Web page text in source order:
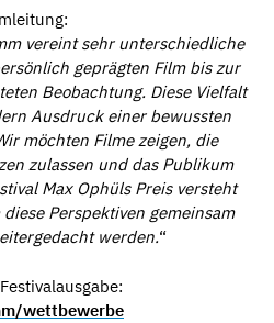
vereint sehr unterschiedliche
geprägten Film bis zur
Beobachtung. Diese Vielfalt
Ausdruck einer bewussten
möchten Filme zeigen, die
zulassen und das Publikum
Max Ophüls Preis versteht
Perspektiven gemeinsam
werden.“
wettbewerbe